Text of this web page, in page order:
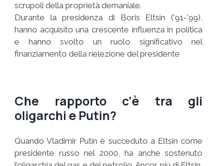
scrupoli della proprietà demaniale.
Durante la presidenza di Boris Eltsin (’91-’99),
hanno acquisito una crescente influenza in politica
e hanno svolto un ruolo significativo nel
finanziamento della rielezione del presidente
Che rapporto c’è tra gli
oligarchi e Putin?
Quando Vladimir Putin è succeduto a Eltsin come
presidente russo nel 2000, ha anche sostenuto